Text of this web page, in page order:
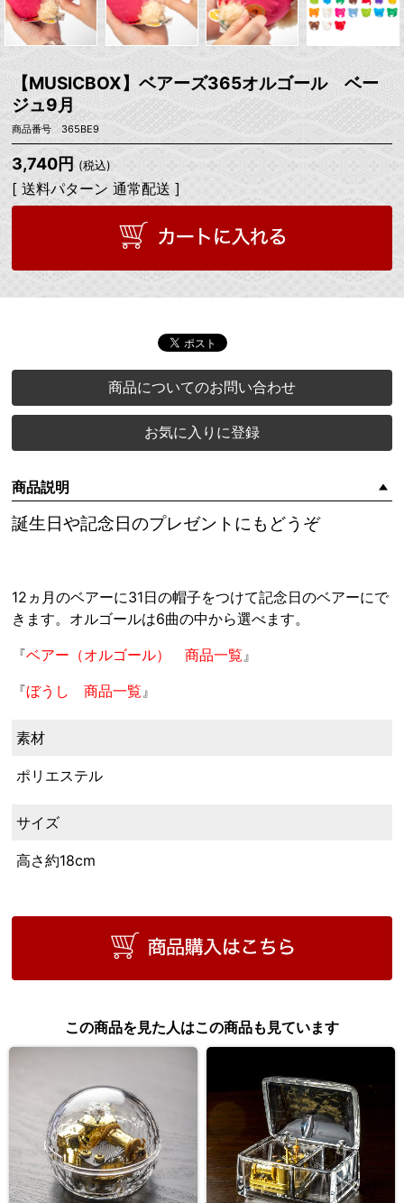
【MUSICBOX】ベアーズ365オルゴール ベー
ジュ9月
商品番号 365BE9
3,740円 (税込)
[ 送料パターン 通常配送 ]
商品についてのお問い合わせ
お気に入りに登録
商品説明
誕生日や記念日のプレゼントにもどうぞ
12ヵ月のベアーに31日の帽子をつけて記念日のベアーにで
きます。オルゴールは6曲の中から選べます。
『ベアー（オルゴール） 商品一覧 』
『ぼうし 商品一覧 』
素材
ポリエステル
サイズ
高さ約18cm
この商品を見た人はこの商品も見ています